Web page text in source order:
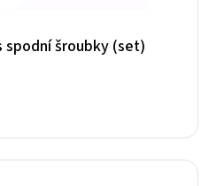
spodní šroubky (set)